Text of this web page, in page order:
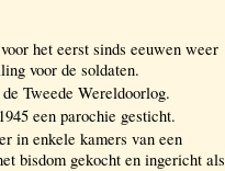
het eerst sinds eeuwen weer
voor de soldaten.
Tweede Wereldoorlog.
een parochie gesticht.
in enkele kamers van een
bisdom gekocht en ingericht als